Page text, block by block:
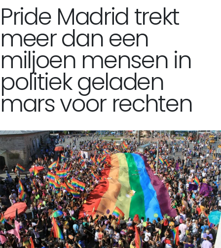
Pride Madrid trekt
meer dan een
miljoen mensen in
politiek geladen
mars voor rechten